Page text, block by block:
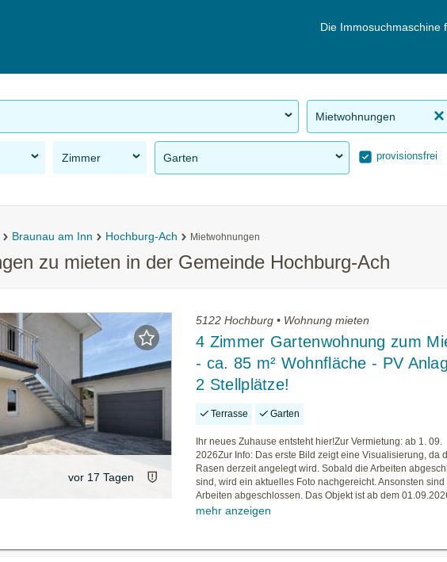
Die Immosuchmaschine
Mietwohnungen
Zimmer Garten provisionsfrei
Braunau am Inn Hochburg-Ach Mietwohnungen
zu mieten in der Gemeinde Hochburg-Ach
vor 17 Tagen
5122 Hochburg • Wohnung mieten
4 Zimmer Gartenwohnung zum
- ca. 85 m² Wohnfläche - PV
2 Stellplätze!
Terrasse Garten
Ihr neues Zuhause entsteht hier!Zur Vermietung: ab 1. 09.
2026Zur Info: Das erste Bild zeigt eine Visualisierung, da
Rasen derzeit angelegt wird. Sobald die Arbeiten
sind, wird ein aktuelles Foto nachgereicht. Ansonsten sind
Arbeiten abgeschlossen. Das Objekt ist ab dem
mehr anzeigen